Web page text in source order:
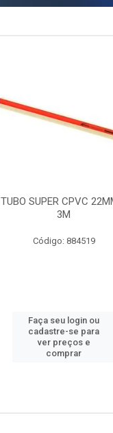
TUBO SUPER CPVC
3M
Código: 884519
Faça seu login ou
cadastre-se para
ver preços e
comprar